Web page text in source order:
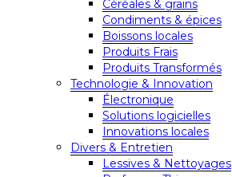
Céréales & grains
Condiments & épices
Boissons locales
Produits Frais
Produits Transformés
Technologie & Innovation
Électronique
Solutions logicielles
Innovations locales
Divers & Entretien
Lessives & Nettoyages